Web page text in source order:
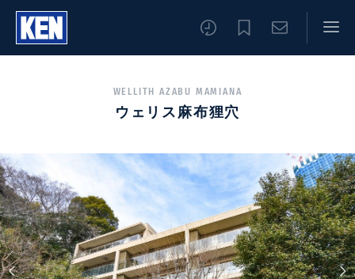
WELLITH AZABU MAMIANA
ウェリス麻布狸穴